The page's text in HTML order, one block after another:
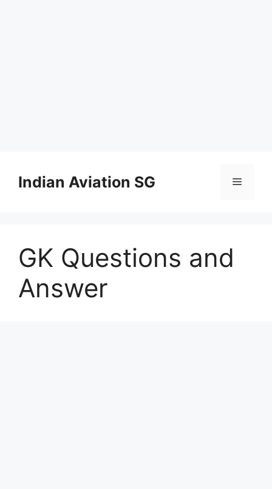
contentIndian Aviation SG Menu
GK Questions and
Answer